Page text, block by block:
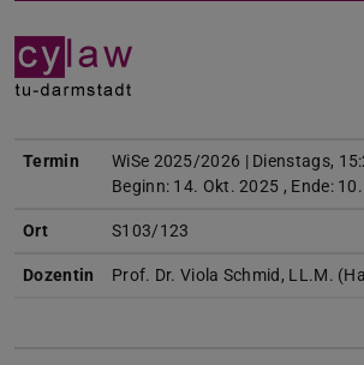
Termin
WiSe 2025/2026 | Dienstags,
Beginn: 14. Okt. 2025 , Ende:
Ort S103/123
Dozentin Prof. Dr. Viola Schmid, LL.M.